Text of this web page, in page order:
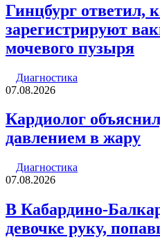
Гинцбург ответил,
зарегистрируют
мочевого пузыря
Диагностика
07.08.2026
Кардиолог
давлением в жару
Диагностика
07.08.2026
В Кабардино-
девочке руку,